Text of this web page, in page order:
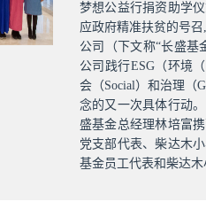
梦想公益行捐资助学
应政府精准扶贫的号
公司（下文称“长盛基
公司践行ESG（环境
会（Social）和治理（
念的又一次具体行动
盛基金总经理林培富
党支部代表、柴达木
基金员工代表和柴达